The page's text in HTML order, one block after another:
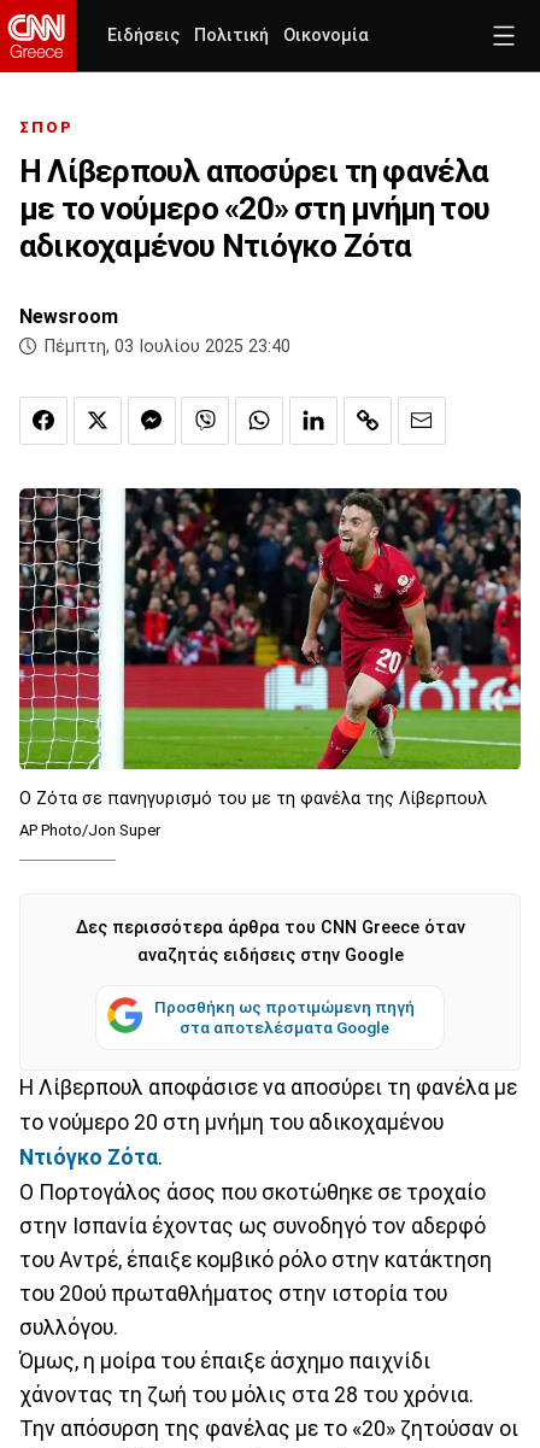
Ειδήσεις Πολιτική Οικονομία
ΣΠΟΡ
Η Λίβερπουλ αποσύρει τη φανέλα
με το νούμερο «20» στη μνήμη του
αδικοχαμένου Ντιόγκο Ζότα
Newsroom
Πέμπτη, 03 Ιουλίου 2025 23:40
Ο Ζότα σε πανηγυρισμό του με τη φανέλα της Λίβερπουλ
AP Photo/Jon Super
Δες περισσότερα άρθρα του CNN Greece όταν
αναζητάς ειδήσεις στην Google
Προσθήκη ως προτιμώμενη πηγή
στα αποτελέσματα Google
Η Λίβερπουλ αποφάσισε να αποσύρει τη φανέλα με
το νούμερο 20 στη μνήμη του αδικοχαμένου
Ντιόγκο Ζότα.
Ο Πορτογάλος άσος που σκοτώθηκε σε τροχαίο
στην Ισπανία έχοντας ως συνοδηγό τον αδερφό
του Αντρέ, έπαιξε κομβικό ρόλο στην κατάκτηση
του 20ού πρωταθλήματος στην ιστορία του
συλλόγου.
Όμως, η μοίρα του έπαιξε άσχημο παιχνίδι
χάνοντας τη ζωή του μόλις στα 28 του χρόνια.
Την απόσυρση της φανέλας με το «20» ζητούσαν οι